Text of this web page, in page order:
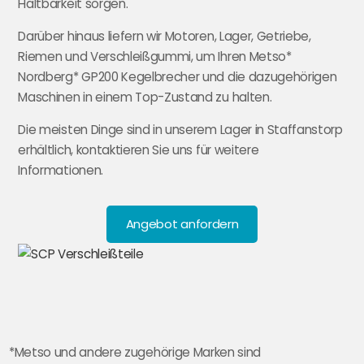
Haltbarkeit sorgen.
Darüber hinaus liefern wir Motoren, Lager, Getriebe,
Riemen und Verschleißgummi, um Ihren Metso*
Nordberg* GP200 Kegelbrecher und die dazugehörigen
Maschinen in einem Top-Zustand zu halten.
Die meisten Dinge sind in unserem Lager in Staffanstorp
erhältlich, kontaktieren Sie uns für weitere
Informationen.
Angebot anfordern
*Metso und andere zugehörige Marken sind